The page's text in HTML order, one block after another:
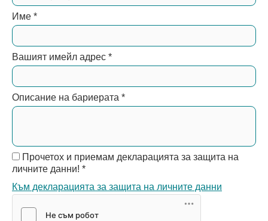
Име *
Вашият имейл адрес *
Описание на бариерата *
Прочетох и приемам декларацията за защита на
личните данни! *
Към декларацията за защита на личните данни